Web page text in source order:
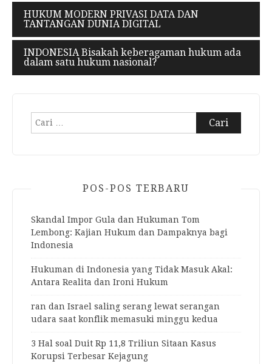
Navigasi
pos
HUKUM MODERN PRIVASI DATA DAN
TANTANGAN DUNIA DIGITAL
INDONESIA Bisakah keberagaman hukum ada
dalam satu hukum nasional?
Cari
untuk:
POS-POS TERBARU
Skandal Impor Gula dan Hukuman Tom
Lembong: Kajian Hukum dan Dampaknya bagi
Indonesia
Hukuman di Indonesia yang Tidak Masuk Akal:
Antara Realita dan Ironi Hukum
ran dan Israel saling serang lewat serangan
udara saat konflik memasuki minggu kedua
3 Hal soal Duit Rp 11,8 Triliun Sitaan Kasus
Korupsi Terbesar Kejagung